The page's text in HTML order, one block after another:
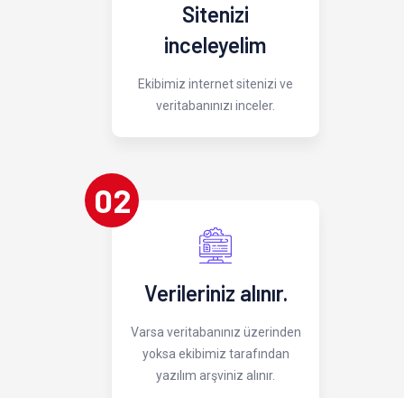
Sitenizi
inceleyelim
Ekibimiz internet sitenizi ve
veritabanınızı inceler.
02
Verileriniz alınır.
Varsa veritabanınız üzerinden
yoksa ekibimiz tarafından
yazılım arşviniz alınır.